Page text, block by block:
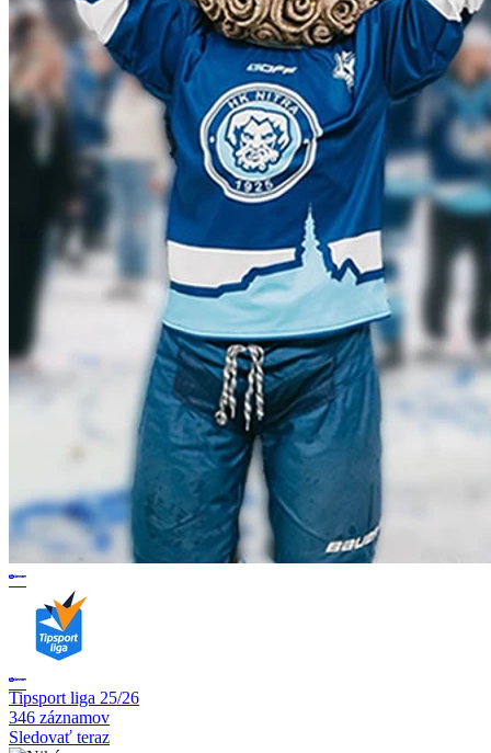
Tipsport liga 25/26
346 záznamov
Sledovať teraz